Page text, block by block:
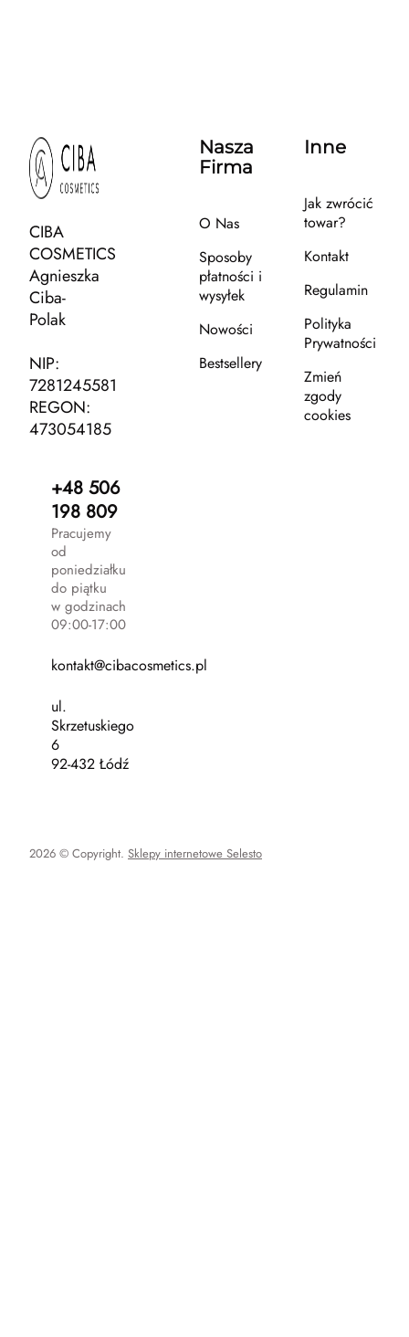
CIBA
COSMETICS
Agnieszka
Ciba-
Polak
NIP:
7281245581
REGON:
473054185
+48 506
198 809
Pracujemy
od
poniedziałku
do piątku
w godzinach
09:00-17:00
kontakt@cibacosmetics.pl
ul.
Skrzetuskiego
6
92-432 Łódź
Nasza
Firma
O Nas
Sposoby
płatności i
wysyłek
Nowości
Bestsellery
Inne
Jak zwrócić
towar?
Kontakt
Regulamin
Polityka
Prywatności
Zmień
zgody
cookies
2026 © Copyright. Sklepy internetowe Selesto